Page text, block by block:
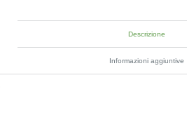
Descrizione
Informazioni aggiuntive